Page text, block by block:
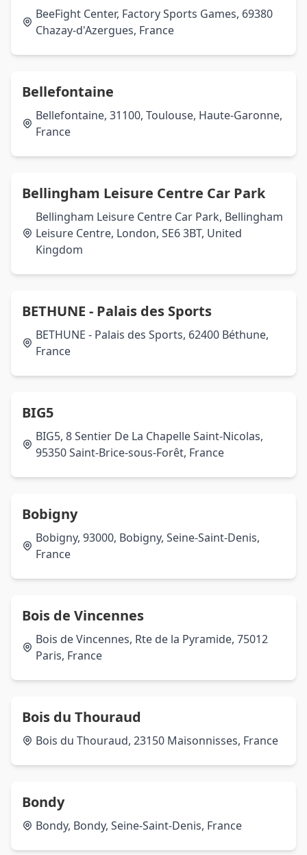
BeeFight Center, Factory Sports Games, 69380
Chazay-d'Azergues, France
Bellefontaine
Bellefontaine, 31100, Toulouse, Haute-Garonne,
France
Bellingham Leisure Centre Car Park
Bellingham Leisure Centre Car Park, Bellingham
Leisure Centre, London, SE6 3BT, United
Kingdom
BETHUNE - Palais des Sports
BETHUNE - Palais des Sports, 62400 Béthune,
France
BIG5
BIG5, 8 Sentier De La Chapelle Saint-Nicolas,
95350 Saint-Brice-sous-Forêt, France
Bobigny
Bobigny, 93000, Bobigny, Seine-Saint-Denis,
France
Bois de Vincennes
Bois de Vincennes, Rte de la Pyramide, 75012
Paris, France
Bois du Thouraud
Bois du Thouraud, 23150 Maisonnisses, France
Bondy
Bondy, Bondy, Seine-Saint-Denis, France